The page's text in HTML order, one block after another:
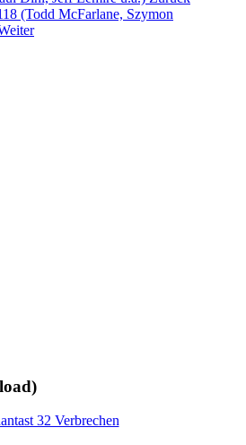
(Todd McFarlane, Szymon